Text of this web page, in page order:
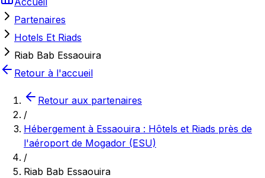
Partenaires
Hotels Et Riads
Riab Bab Essaouira
Retour à l'accueil
Retour aux partenaires
/
Hébergement à Essaouira : Hôtels et Riads près de
l'aéroport de Mogador (ESU)
/
Riab Bab Essaouira